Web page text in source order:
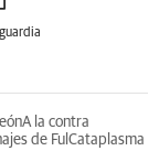
A la contra
de Ful Cataplasma